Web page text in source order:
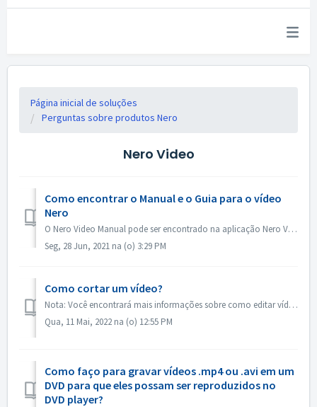
Página inicial de soluções
Perguntas sobre produtos Nero
Nero Video
Como encontrar o Manual e o Guia para o vídeo
Nero
O Nero Video Manual pode ser encontrado na aplicação Nero Video. Abra o vídeo Nero, clique em KnowHow no canto superior direito. No menu suspenso, cliqu...
Seg, 28 Jun, 2021 na (o) 3:29 PM
Como cortar um vídeo?
Nota: Você encontrará mais informações sobre como editar vídeos no link a seguir: Edição de vídeos Siga o link abaixo para obter mais informações abozt edi...
Qua, 11 Mai, 2022 na (o) 12:55 PM
Como faço para gravar vídeos .mp4 ou .avi em um
DVD para que eles possam ser reproduzidos no
DVD player?